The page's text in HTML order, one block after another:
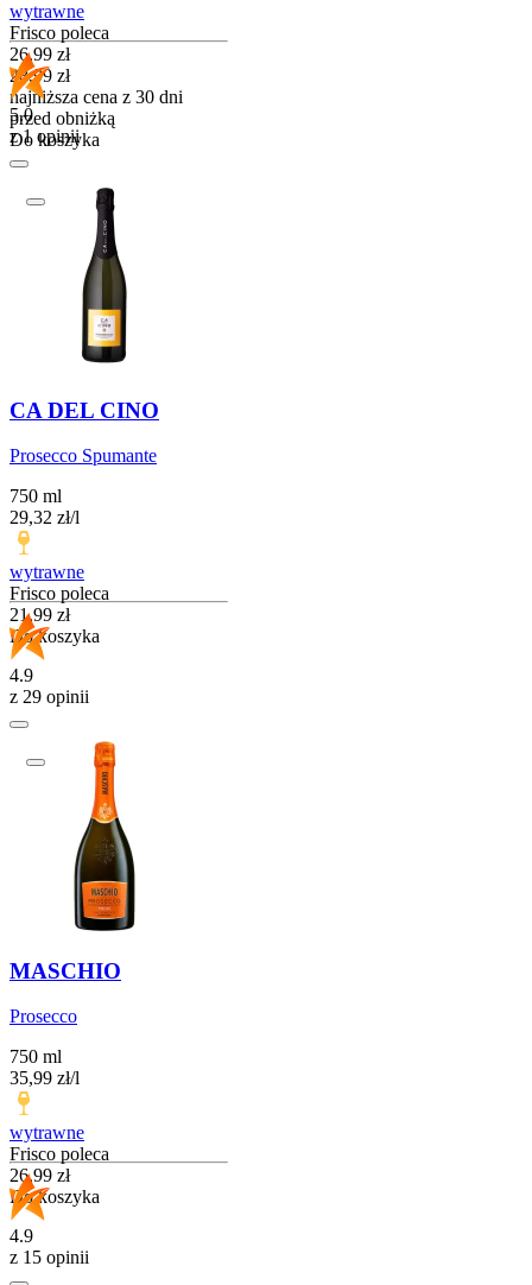
wytrawne
Frisco poleca
Cena promocyjna
26,99 zł
28,99 zł
najniższa cena z 30 dni
przed obniżką
Do koszyka
5.0
z 1 opinii
CA DEL CINO
Prosecco Spumante
750 ml
29,32 zł/l
wytrawne
Frisco poleca
Cena
21,99 zł
Do koszyka
4.9
z 29 opinii
MASCHIO
Prosecco
750 ml
35,99 zł/l
wytrawne
Frisco poleca
Cena
26,99 zł
Do koszyka
4.9
z 15 opinii